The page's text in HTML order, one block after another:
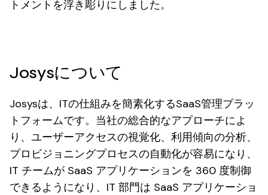
トメントを浮き彫りにしました。
Josysについて
Josysは、ITの仕組みを簡素化するSaaS管理プラッ
トフォームです。当社の総合的なアプローチによ
り、ユーザーアクセスの視覚化、利用傾向の分析、
プロビジョニングプロセスの自動化が容易になり、
IT チームが SaaS アプリケーションを 360 度制御
できるようになり、IT 部門は SaaS アプリケーショ